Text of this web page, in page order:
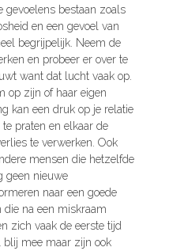
gevoelens bestaan zoals
en een gevoel van
begrijpelijk. Neem de
en probeer er over te
want dat lucht vaak op.
op zijn of haar eigen
kan een druk op je relatie
praten en elkaar de
te verwerken. Ook
mensen die hetzelfde
geen nieuwe
naar een goede
die na een miskraam
zich vaak de eerste tijd
mee maar zijn ook